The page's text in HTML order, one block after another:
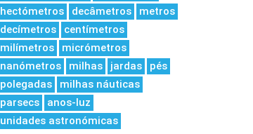
hectómetros
decâmetros
metros
decímetros
centímetros
milímetros
micrómetros
nanómetros
milhas jardas
pés
polegadas
milhas náuticas
parsecs
anos-luz
unidades astronómicas